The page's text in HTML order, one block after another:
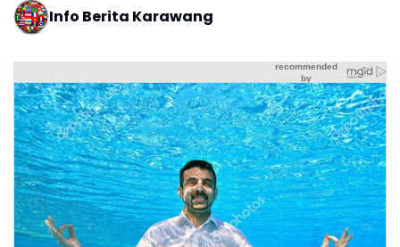
Info Berita Karawang